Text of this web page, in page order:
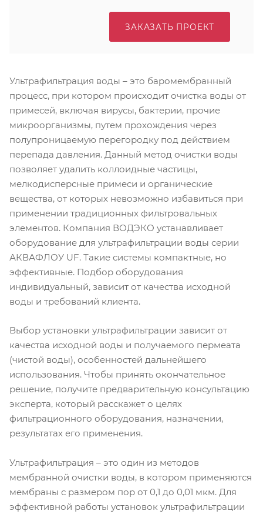
ЗАКАЗАТЬ ПРОЕКТ
Ультрафильтрация воды – это баромембранный
процесс, при котором происходит очистка воды от
примесей, включая вирусы, бактерии, прочие
микроорганизмы, путем прохождения через
полупроницаемую перегородку под действием
перепада давления. Данный метод очистки воды
позволяет удалить коллоидные частицы,
мелкодисперсные примеси и органические
вещества, от которых невозможно избавиться при
применении традиционных фильтровальных
элементов. Компания ВОДЭКО устанавливает
оборудование для ультрафильтрации воды серии
АКВАФЛОУ UF. Такие системы компактные, но
эффективные. Подбор оборудования
индивидуальный, зависит от качества исходной
воды и требований клиента.
Выбор установки ультрафильтрации зависит от
качества исходной воды и получаемого пермеата
(чистой воды), особенностей дальнейшего
использования. Чтобы принять окончательное
решение, получите предварительную консультацию
эксперта, который расскажет о целях
фильтрационного оборудования, назначении,
результатах его применения.
Ультрафильтрация – это один из методов
мембранной очистки воды, в котором применяются
мембраны с размером пор от 0,1 до 0,01 мкм. Для
эффективной работы установок ультрафильтрации